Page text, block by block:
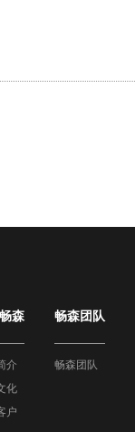
森
介
化
户
畅森团队
畅森团队